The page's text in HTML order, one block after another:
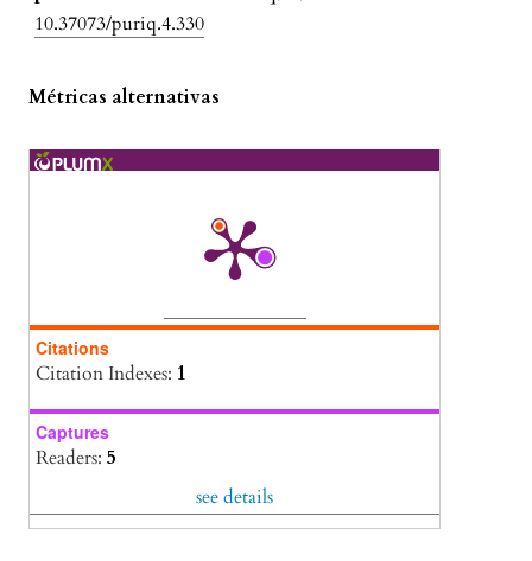
10.37073/puriq.4.330
Métricas alternativas
Citations
Citation Indexes: 1
Captures
Readers: 5
see details